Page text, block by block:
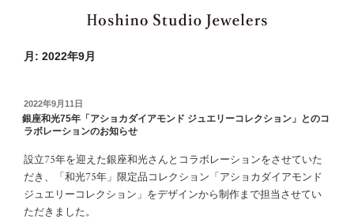
月: 2022年9月
投
稿
日:
2022年9月11日
銀座和光75年「アショカダイアモンド ジュエリーコレクション」とのコ
ラボレーションのお知らせ
設立75年を迎えた銀座和光さんとコラボレーションをさせていた
だき、「和光75年」限定品コレクション「アショカダイアモンド
ジュエリーコレクション」をデザインから制作まで担当させてい
ただきました。